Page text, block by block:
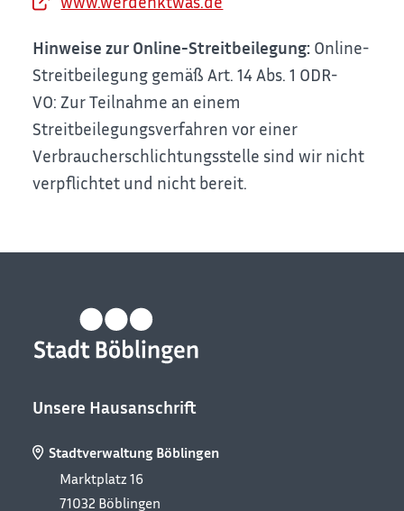
Hinweise zur Online-Streitbeilegung: Online-
Streitbeilegung gemäß Art. 14 Abs. 1 ODR-
VO: Zur Teilnahme an einem
Streitbeilegungsverfahren vor einer
Verbraucherschlichtungsstelle sind wir nicht
verpflichtet und nicht bereit.
Unsere Hausanschrift
Stadtverwaltung Böblingen
Marktplatz 16
71032 Böblingen